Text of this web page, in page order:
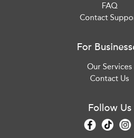
FAQ
Contact
For
Our Services
Contact Us
Follow Us